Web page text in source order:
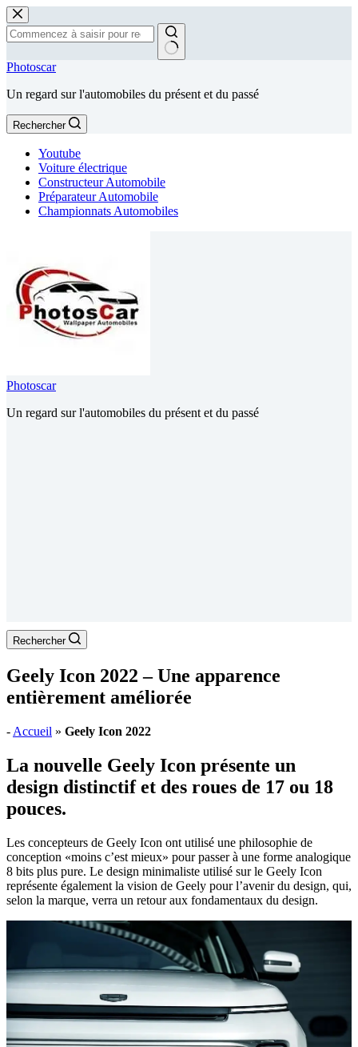
Passer
au
contenu
Aucun
Photoscar
Un regard sur l'automobiles du présent et du passé
Rechercher
Youtube
Voiture électrique
Constructeur Automobile
Préparateur Automobile
Championnats Automobiles
Photoscar
Un regard sur l'automobiles du présent et du passé
Rechercher
Geely Icon 2022 – Une apparence
entièrement améliorée
- Accueil » Geely Icon 2022
La nouvelle Geely Icon présente un
design distinctif et des roues de 17 ou 18
pouces.
Les concepteurs de Geely Icon ont utilisé une philosophie de
conception «moins c’est mieux» pour passer à une forme analogique
8 bits plus pure. Le design minimaliste utilisé sur le Geely Icon
représente également la vision de Geely pour l’avenir du design, qui,
selon la marque, verra un retour aux fondamentaux du design.